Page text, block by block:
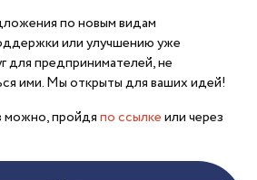
по новым видам
или улучшению уже
для предпринимателей, не
ими. Мы открыты для ваших идей!
можно, пройдяпо ссылкеили через